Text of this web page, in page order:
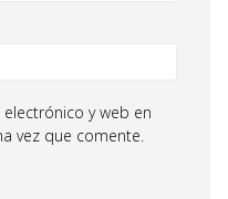
y web en
vez que comente.